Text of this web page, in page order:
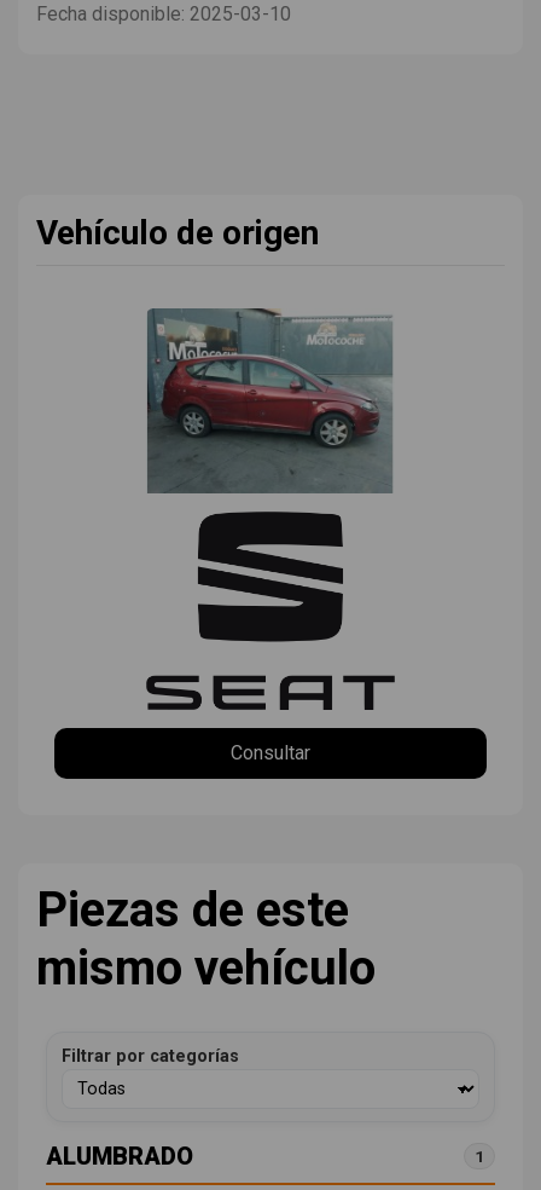
Fecha disponible: 2025-03-10
Vehículo de origen
Consultar
Piezas de este
mismo vehículo
Filtrar por categorías
ALUMBRADO 1